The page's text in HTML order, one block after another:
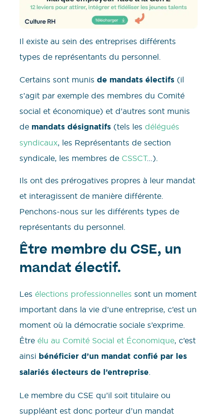
Il existe au sein des entreprises différents
types de représentants du personnel.
Certains sont munis de mandats électifs (il
s’agit par exemple des membres du Comité
social et économique) et d’autres sont munis
de mandats désignatifs (tels les délégués
syndicaux, les Représentants de section
syndicale, les membres de CSSCT…).
Ils ont des prérogatives propres à leur mandat
et interagissent de manière différente.
Penchons-nous sur les différents types de
représentants du personnel.
Être membre du CSE, un
mandat électif.
Les élections professionnelles sont un moment
important dans la vie d’une entreprise, c’est un
moment où la démocratie sociale s’exprime.
Être élu au Comité Social et Économique, c’est
ainsi bénéficier d’un mandat confié par les
salariés électeurs de l’entreprise.
Le membre du CSE qu’il soit titulaire ou
suppléant est donc porteur d’un mandat